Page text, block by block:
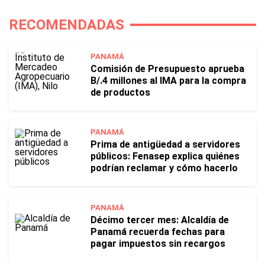
RECOMENDADAS
PANAMÁ
Comisión de Presupuesto aprueba
B/.4 millones al IMA para la compra
de productos
PANAMÁ
Prima de antigüedad a servidores
públicos: Fenasep explica quiénes
podrían reclamar y cómo hacerlo
PANAMÁ
Décimo tercer mes: Alcaldía de
Panamá recuerda fechas para
pagar impuestos sin recargos